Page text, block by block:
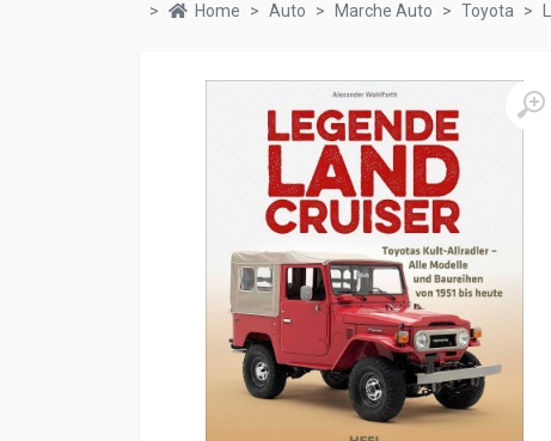
Home Auto Marche Auto Toyota